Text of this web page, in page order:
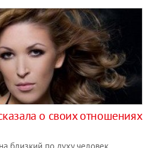
о своих отношениях